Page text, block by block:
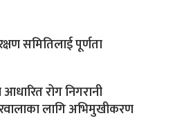
समितिलाई पूर्णता
रोग निगरानी
लागि अभिमुखीकरण